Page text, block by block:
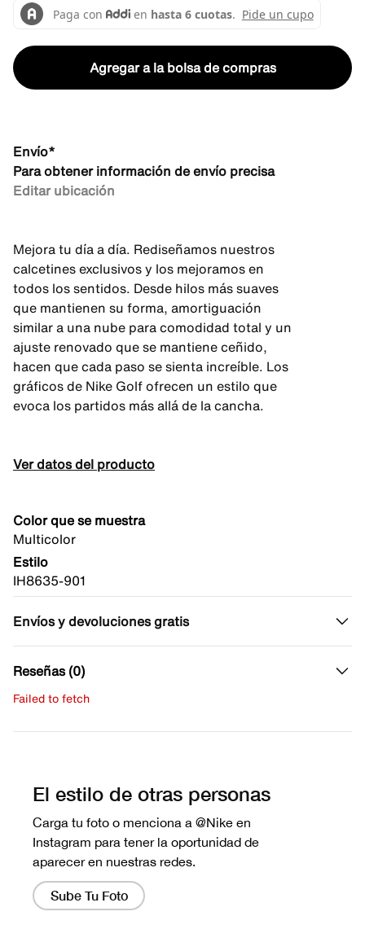
Agregar a la bolsa de compras
Envío*
Para obtener información de envío precisa
Editar ubicación
Mejora tu día a día. Rediseñamos nuestros
calcetines exclusivos y los mejoramos en
todos los sentidos. Desde hilos más suaves
que mantienen su forma, amortiguación
similar a una nube para comodidad total y un
ajuste renovado que se mantiene ceñido,
hacen que cada paso se sienta increíble. Los
gráficos de Nike Golf ofrecen un estilo que
evoca los partidos más allá de la cancha.
Ver datos del producto
Color que se muestra
Multicolor
Estilo
IH8635-901
Envíos y devoluciones gratis
Reseñas (0)
Failed to fetch